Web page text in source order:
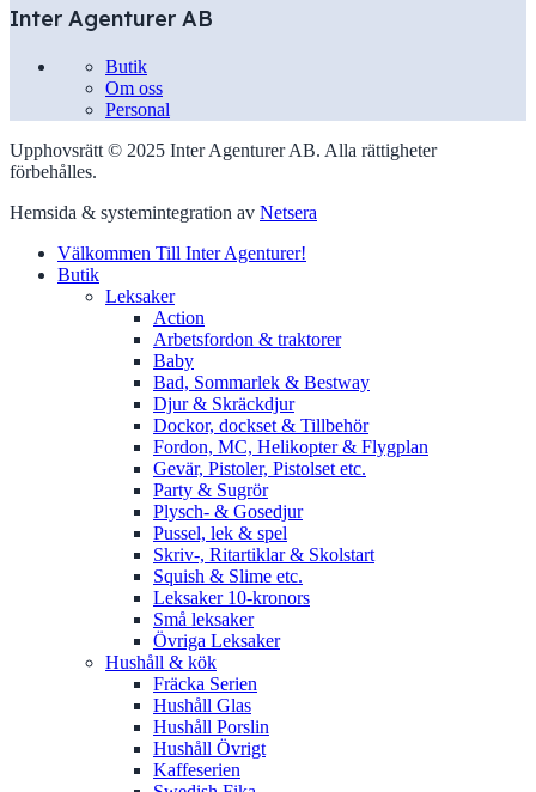
Inter Agenturer AB
Butik
Om oss
Personal
Upphovsrätt © 2025 Inter Agenturer AB. Alla rättigheter
förbehålles.
Hemsida & systemintegration av Netsera
Välkommen Till Inter Agenturer!
Butik
Leksaker
Action
Arbetsfordon & traktorer
Baby
Bad, Sommarlek & Bestway
Djur & Skräckdjur
Dockor, dockset & Tillbehör
Fordon, MC, Helikopter & Flygplan
Gevär, Pistoler, Pistolset etc.
Party & Sugrör
Plysch- & Gosedjur
Pussel, lek & spel
Skriv-, Ritartiklar & Skolstart
Squish & Slime etc.
Leksaker 10-kronors
Små leksaker
Övriga Leksaker
Hushåll & kök
Fräcka Serien
Hushåll Glas
Hushåll Porslin
Hushåll Övrigt
Kaffeserien